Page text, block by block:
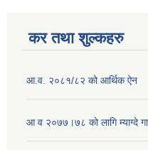
कर तथा शुल्कहरु
आ.व. २०८१/८२ को आर्थिक ऐन
आ व २०७७।७८ को लागि म्याग्दे